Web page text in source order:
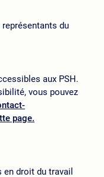
représentants du
aux PSH.
vous pouvez
page.
droit du travail